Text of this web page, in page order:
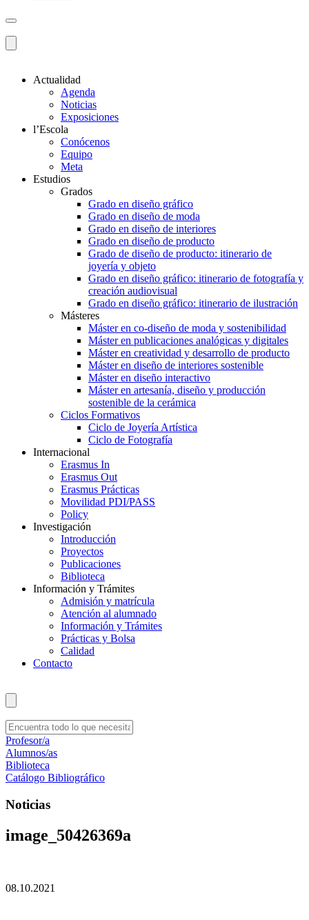
Actualidad
Agenda
Noticias
Exposiciones
l’Escola
Conócenos
Equipo
Meta
Estudios
Grados
Grado en diseño gráfico
Grado en diseño de moda
Grado en diseño de interiores
Grado en diseño de producto
Grado de diseño de producto: itinerario de
joyería y objeto
Grado en diseño gráfico: itinerario de fotografía y
creación audiovisual
Grado en diseño gráfico: itinerario de ilustración
Másteres
Máster en co-diseño de moda y sostenibilidad
Máster en publicaciones analógicas y digitales
Máster en creatividad y desarrollo de producto
Máster en diseño de interiores sostenible
Máster en diseño interactivo
Máster en artesanía, diseño y producción
sostenible de la cerámica
Ciclos Formativos
Ciclo de Joyería Artística
Ciclo de Fotografía
Internacional
Erasmus In
Erasmus Out
Erasmus Prácticas
Movilidad PDI/PASS
Policy
Investigación
Introducción
Proyectos
Publicaciones
Biblioteca
Información y Trámites
Admisión y matrícula
Atención al alumnado
Información y Trámites
Prácticas y Bolsa
Calidad
Contacto
Profesor/a
Alumnos/as
Biblioteca
Catálogo Bibliográfico
Noticias
image_50426369a
08.10.2021